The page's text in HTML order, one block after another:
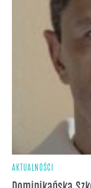
AKTUALNOŚCI